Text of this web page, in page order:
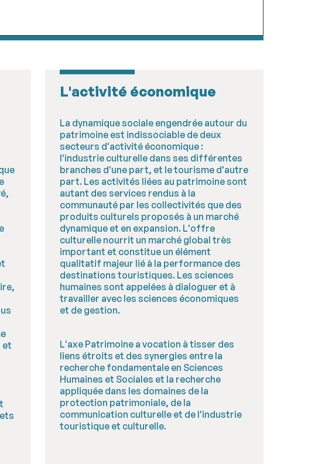
et
L'activité économique
La dynamique sociale engendrée autour du
patrimoine est indissociable de deux
secteurs d'activité économique :
l'industrie culturelle dans ses différentes
branches d'une part, et le tourisme d'autre
part. Les activités liées au patrimoine sont
autant des services rendus à la
communauté par les collectivités que des
produits culturels proposés à un marché
dynamique et en expansion. L'offre
culturelle nourrit un marché global très
important et constitue un élément
qualitatif majeur lié à la performance des
destinations touristiques. Les sciences
humaines sont appelées à dialoguer et à
travailler avec les sciences économiques
et de gestion.
L'axe Patrimoine a vocation à tisser des
liens étroits et des synergies entre la
recherche fondamentale en Sciences
Humaines et Sociales et la recherche
appliquée dans les domaines de la
protection patrimoniale, de la
communication culturelle et de l'industrie
touristique et culturelle.